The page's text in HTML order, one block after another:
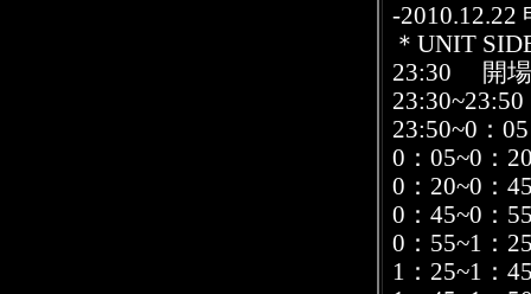
-
＊UNIT
23:30 開場
23:50~0：
0：05~0：
0：20~0：
0：45~0：
0：55~1：
1：25~1：